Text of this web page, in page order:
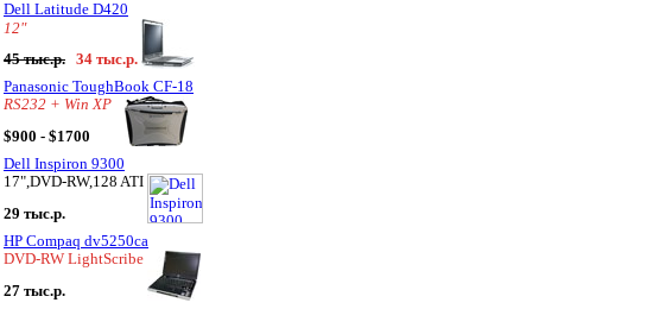
Dell Latitude D420
12"
45 тыс.р.
34 тыс.р.
Panasonic ToughBook CF-18
RS232 + Win XP
$900 - $1700
Dell Inspiron 9300
17",DVD-RW,128 ATI
29 тыс.р.
HP Compaq dv5250ca
DVD-RW LightScribe
27 тыс.р.